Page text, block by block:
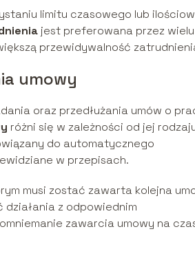
limitu czasowego lub
jest preferowana przez wielu
przewidywalność
umowy
oraz przedłużania umów o
różni się w zależności od jej
do automatycznego
w przepisach.
musi zostać zawarta kolejna
działania z odpowiednim
zawarcia umowy na